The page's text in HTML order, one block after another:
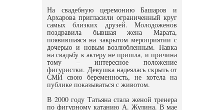
На свадебную церемонию Башаров и
Архарова пригласили ограниченный круг
самых близких друзей. Молодоженов
поздравила бывшая жена Марата,
появившаяся на закрытом мероприятии с
дочерью и новым возлюбленным. Навка
на свадьбу к актеру не пришла, и причина
тому – интересное положение
фигуристки. Девушка надеялась скрыть от
СМИ свою беременность, не хотела на
публике показываться с животом.
В 2000 году Татьяна стала женой тренера
по фигурному катанию А. Жулина. В мае